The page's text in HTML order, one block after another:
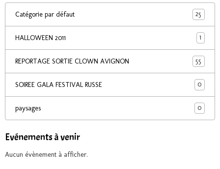
Catégorie par défaut 25
HALLOWEEN 2011 1
REPORTAGE SORTIE CLOWN AVIGNON 55
SOIREE GALA FESTIVAL RUSSE 0
paysages 0
Evénements à venir
Aucun évènement à afficher.